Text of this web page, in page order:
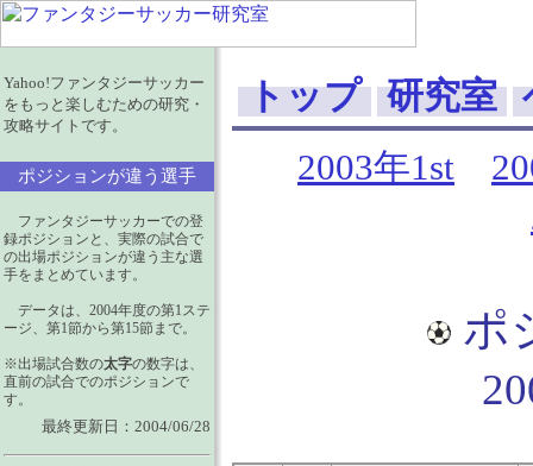
Yahoo!ファンタジーサッカー
をもっと楽しむための研究・
攻略サイトです。
ポジションが違う選手
ファンタジーサッカーでの登
録ポジションと、実際の試合で
の出場ポジションが違う主な選
手をまとめています。
データは、2004年度の第1ステ
ージ、第1節から第15節まで。
※出場試合数の太字の数字は、
直前の試合でのポジションで
す。
最終更新日：2004/06/28
トップ 研究室
2003年1st
ポ